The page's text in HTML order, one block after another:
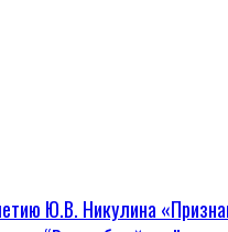
Ю.В. Никулина